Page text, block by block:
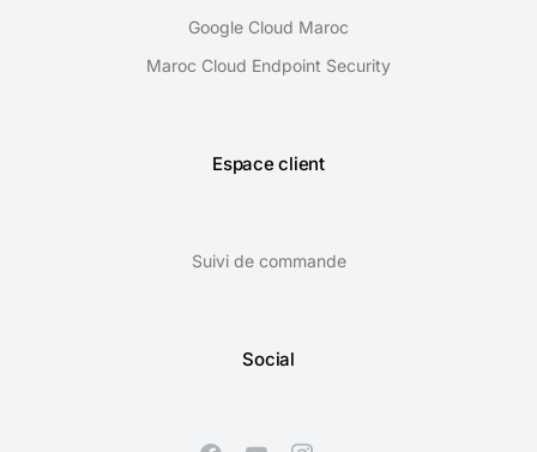
Google Cloud Maroc
Maroc Cloud Endpoint Security
Espace client
Suivi de commande
Social